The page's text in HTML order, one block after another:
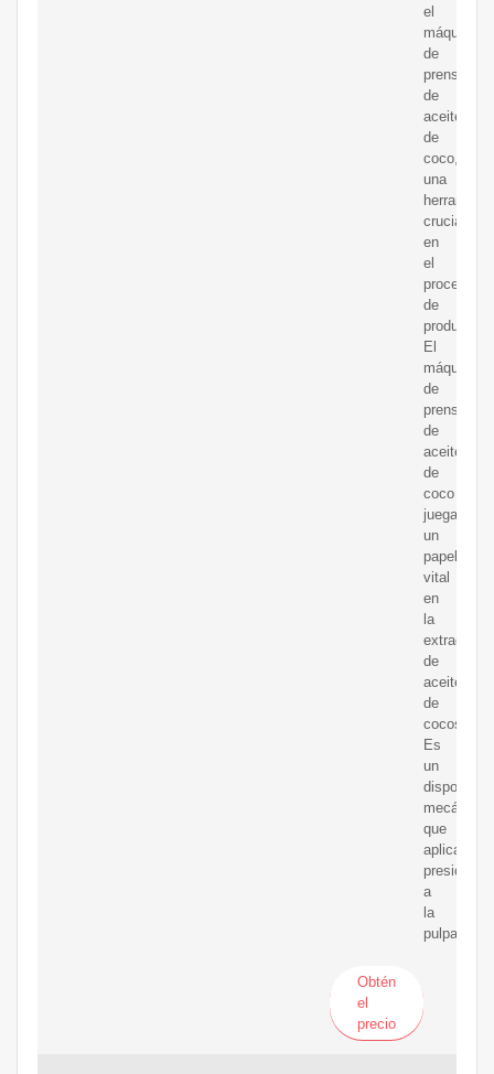
el
máquina
de
prensa
de
aceite
de
coco,
una
crucial
en
el
proceso
de
El
máquina
de
prensa
de
aceite
de
coco
juega
un
papel
vital
en
la
extracción
de
aceite
de
cocos.
Es
un
dispositivo
mecánico
que
aplica
presión
a
la
pulpa
Obtén
el
precio